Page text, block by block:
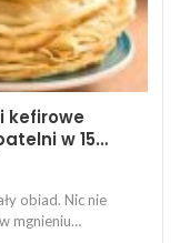
kefirowe
w 15…
obiad. Nic nie
mgnieniu…